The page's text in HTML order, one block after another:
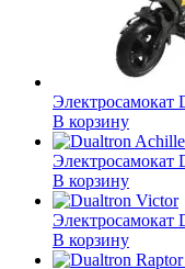
Электросамокат
В корзину
Электросамокат
В корзину
Электросамокат
В корзину